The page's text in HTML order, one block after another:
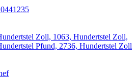
Zoll, 1063, Hundertstel Zoll,
Pfund, 2736, Hundertstel Zoll